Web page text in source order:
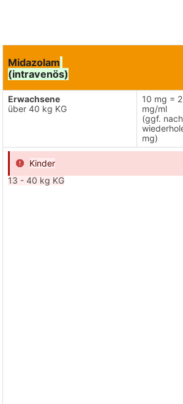
Midazolam
(intravenös)
Erwachsene
über 40 kg KG
10 mg =
mg/ml
(ggf.
mg)
Kinder
13 - 40 kg KG